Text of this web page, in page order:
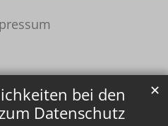
bei den
Datenschutz
✕